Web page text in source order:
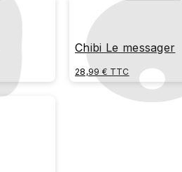
Chibi Le messager
28,99 € TTC